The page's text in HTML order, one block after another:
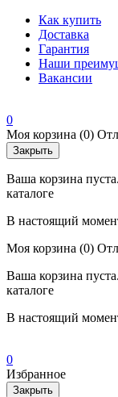
Как купить
Доставка
Гарантия
Наши
Вакансии
0
Моя корзина (0)
Закрыть
Ваша корзина
каталоге
В настоящий
Моя корзина (0)
Ваша корзина
каталоге
В настоящий
0
Избранное
Закрыть